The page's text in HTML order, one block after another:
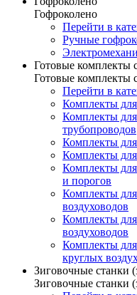
Гофроколено
Перейти в
Ручные
Готовые комплекты
Готовые комплекты
Перейти в
Комплекты
Комплекты
трубопроводов
Комплекты
Комплекты
Комплекты
и порогов
Комплекты
воздуховодов
Комплекты
воздуховодов
Комплекты
круглых
Зиговочные станки
Зиговочные станки